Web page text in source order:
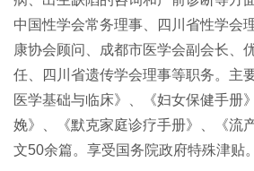
中国性学会常务理事、四川省性学会
康协会顾问、成都市医学会副会长、
任、四川省遗传学会理事等职务。主
医学基础与临床》、《妇女保健手册
娩》、《默克家庭诊疗手册》、《流
文50余篇。享受国务院政府特殊津贴。